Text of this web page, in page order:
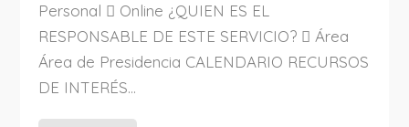
Personal  Online ¿QUIEN ES EL
RESPONSABLE DE ESTE SERVICIO?  Área
Área de Presidencia CALENDARIO RECURSOS
DE INTERÉS...